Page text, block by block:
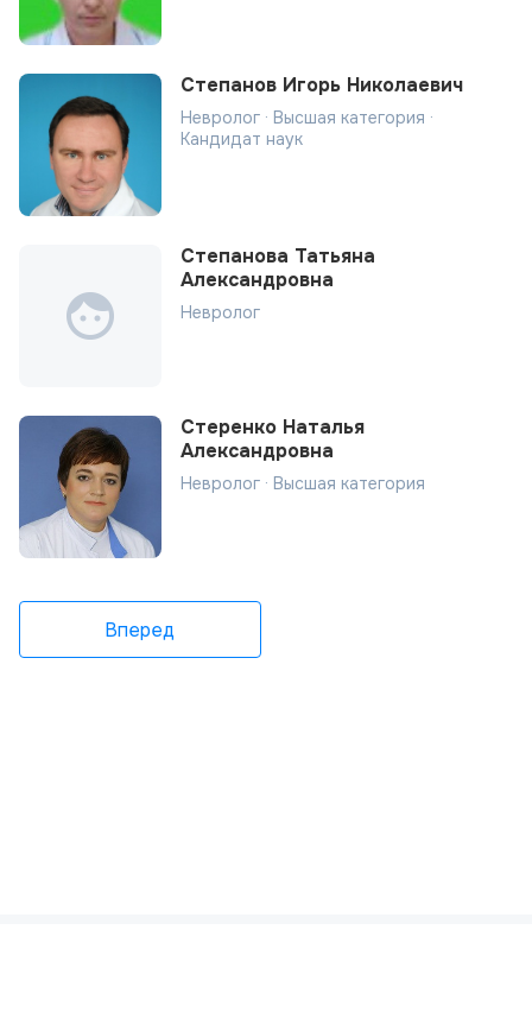
Степанов Игорь Николаевич
Невролог · Высшая категория ·
Кандидат наук
Степанова Татьяна
Александровна
Невролог
Стеренко Наталья
Александровна
Невролог · Высшая категория
Вперед